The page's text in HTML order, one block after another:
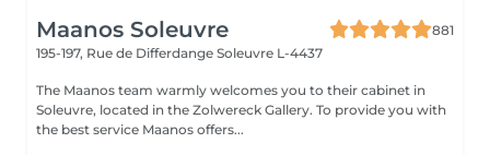
Maanos Soleuvre
881
195-197, Rue de Differdange Soleuvre L-4437
The Maanos team warmly welcomes you to their cabinet in
Soleuvre, located in the Zolwereck Gallery. To provide you with
the best service Maanos offers...